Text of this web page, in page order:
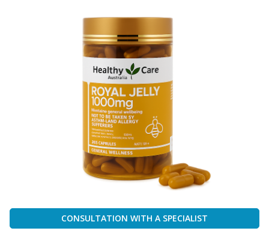
CONSULTATION WITH A SPECIALIST